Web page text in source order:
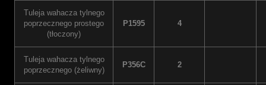
Tuleja wahacza tylnego
poprzecznego prostego
(tłoczony)
P1595 4
Tuleja wahacza tylnego
poprzecznego (żeliwny)
P356C 2